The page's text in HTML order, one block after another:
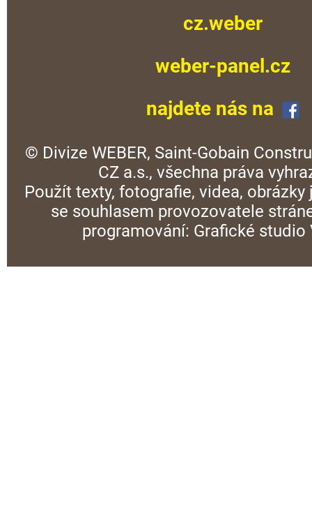
cz.weber
weber-panel.cz
najdete nás na
© Divize WEBER, Saint-Gobain
CZ a.s., všechna práva
Použít texty, fotografie, videa, obrázky
se souhlasem provozovatele
programování: Grafické studio